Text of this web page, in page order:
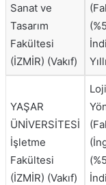
Sanat ve
Tasarım
Fakültesi
(İZMİR) (Vakıf)
YAŞAR
ÜNİVERSİTESİ
İşletme
Fakültesi
(İZMİR) (Vakıf)